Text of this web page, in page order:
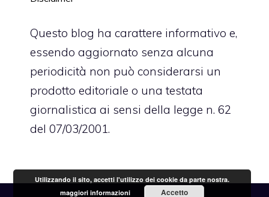
Questo blog ha carattere informativo e,
essendo aggiornato senza alcuna
periodicità non può considerarsi un
prodotto editoriale o una testata
giornalistica ai sensi della legge n. 62
del 07/03/2001.
Utilizzando il sito, accetti l'utilizzo dei cookie da parte nostra.
maggiori informazioni
Accetto